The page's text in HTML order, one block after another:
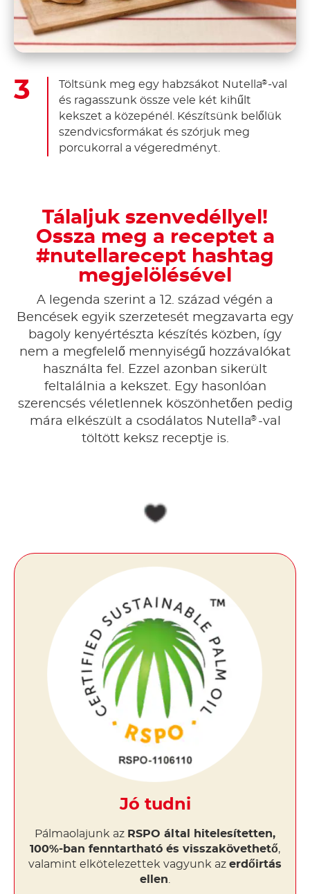
Töltsünk meg egy habzsákot Nutella® -val
és ragasszunk össze vele két kihűlt
kekszet a közepénél. Készítsünk belőlük
szendvicsformákat és szórjuk meg
porcukorral a végeredményt.
Tálaljuk szenvedéllyel!
Ossza meg a receptet a
#nutellarecept hashtag
megjelölésével
A legenda szerint a 12. század végén a
Bencések egyik szerzetesét megzavarta egy
bagoly kenyértészta készítés közben, így
nem a megfelelő mennyiségű hozzávalókat
használta fel. Ezzel azonban sikerült
feltalálnia a kekszet. Egy hasonlóan
szerencsés véletlennek köszönhetően pedig
mára elkészült a csodálatos Nutella® -val
töltött keksz receptje is.
Jó tudni
Pálmaolajunk az RSPO által hitelesítetten,
100%-ban fenntartható és visszakövethető,
valamint elkötelezettek vagyunk az erdőirtás
ellen.